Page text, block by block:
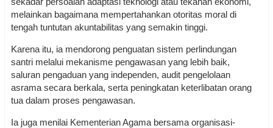
melainkan bagaimana mempertahankan otoritas moral di
tengah tuntutan akuntabilitas yang semakin tinggi.
Karena itu, ia mendorong penguatan sistem perlindungan
santri melalui mekanisme pengawasan yang lebih baik,
saluran pengaduan yang independen, audit pengelolaan
asrama secara berkala, serta peningkatan keterlibatan orang
tua dalam proses pengawasan.
Ia juga menilai Kementerian Agama bersama organisasi-